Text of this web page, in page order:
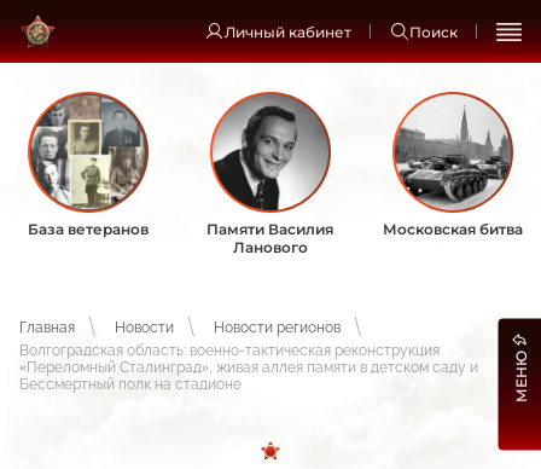
Личный кабинет Поиск
База ветеранов
Памяти Василия
Ланового
Московская битва
Главная Новости
Новости регионов
Волгоградская область: военно-тактическая реконструкция
«Переломный Сталинград», живая аллея памяти в детском саду и
Бессмертный полк на стадионе
МЕНЮ